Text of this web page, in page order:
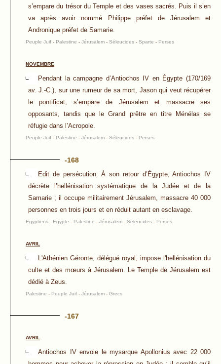
s’empare du trésor du Temple et des vases sacrés. Puis il s’en
va après avoir nommé Philippe préfet de Jérusalem et
Andronique préfet de Samarie.
Peuple Juif - Palestine - Jérusalem - Séleucides - Sparte - Perses
NOVEMBRE
Pendant la campagne d’Antiochos IV en Égypte (170/169
av. J.-C.), sur une rumeur de sa mort, Jason qui veut récupérer
le pontificat, s’empare de Jérusalem et massacre ses
opposants, tandis que le Grand prêtre en titre Ménélas se
réfugie dans l’Acropole.
Peuple Juif - Palestine - Jérusalem - Séleucides - Perses
-168
Edit de persécution. À son retour d’Égypte, Antiochos IV
décrète l’hellénisation systématique de la Judée et de la
Samarie ; il occupe militairement Jérusalem, massacre 40 000
personnes en trois jours et en réduit autant en esclavage.
Egyptiens - Egypte - Palestine - Jérusalem - Séleucides - Perses
AVRIL
L'Athénien Géronte, délégué royal, impose l'hellénisation du
culte et des mœurs à Jérusalem. Le Temple de Jérusalem est
dédié à Zeus.
Palestine - Peuple Juif - Jérusalem - Grecs
-167
AVRIL
Antiochos IV envoie le mysarque Apollonius avec 22 000